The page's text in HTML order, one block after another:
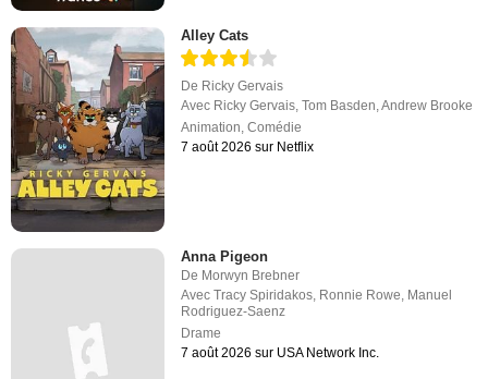
Alley Cats
De Ricky Gervais
Avec Ricky Gervais,Tom Basden,Andrew Brooke
Animation,Comédie
7 août 2026 sur Netflix
Anna Pigeon
De Morwyn Brebner
AvecTracy Spiridakos, Ronnie Rowe, Manuel
Rodriguez-Saenz
Drame
7 août 2026 sur USA Network Inc.